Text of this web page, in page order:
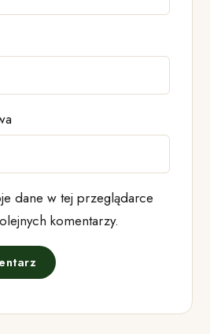
dane w tej przeglądarce
komentarzy.